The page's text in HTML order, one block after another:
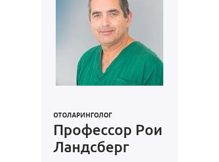
ОТОЛАРИНГОЛОГ
Профессор Рои
Ландсберг